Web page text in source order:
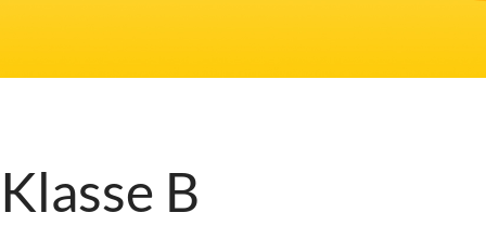
Klasse B